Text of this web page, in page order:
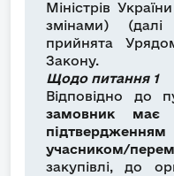
Міністрів
змінами)
прийнята
Закону.
Щодо питання 1
Відповідно до
замовник має
учасником/
закупівлі, до